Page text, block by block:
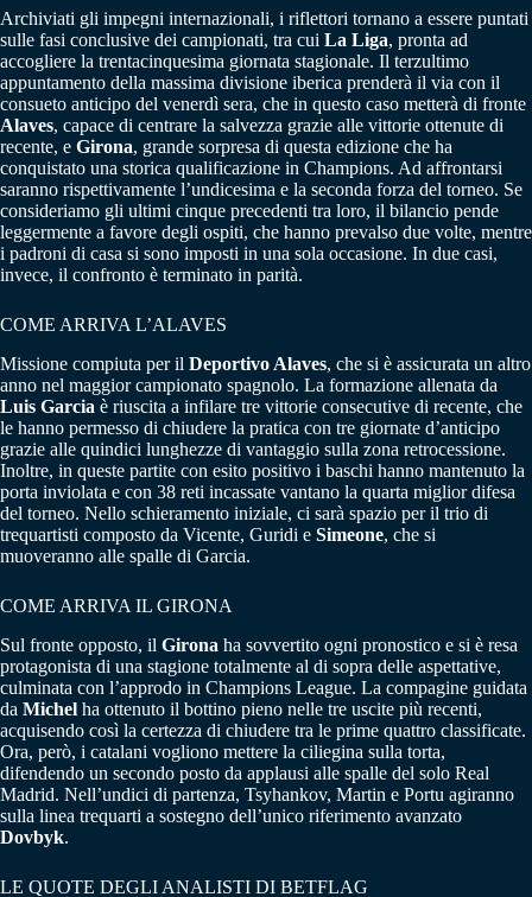
Archiviati gli impegni internazionali, i riflettori tornano a essere puntati
sulle fasi conclusive dei campionati, tra cui La Liga, pronta ad
accogliere la trentacinquesima giornata stagionale. Il terzultimo
appuntamento della massima divisione iberica prenderà il via con il
consueto anticipo del venerdì sera, che in questo caso metterà di fronte
Alaves, capace di centrare la salvezza grazie alle vittorie ottenute di
recente, e Girona, grande sorpresa di questa edizione che ha
conquistato una storica qualificazione in Champions. Ad affrontarsi
saranno rispettivamente l’undicesima e la seconda forza del torneo. Se
consideriamo gli ultimi cinque precedenti tra loro, il bilancio pende
leggermente a favore degli ospiti, che hanno prevalso due volte, mentre
i padroni di casa si sono imposti in una sola occasione. In due casi,
invece, il confronto è terminato in parità.
COME ARRIVA L’ALAVES
Missione compiuta per il Deportivo Alaves, che si è assicurata un altro
anno nel maggior campionato spagnolo. La formazione allenata da
Luis Garcia è riuscita a infilare tre vittorie consecutive di recente, che
le hanno permesso di chiudere la pratica con tre giornate d’anticipo
grazie alle quindici lunghezze di vantaggio sulla zona retrocessione.
Inoltre, in queste partite con esito positivo i baschi hanno mantenuto la
porta inviolata e con 38 reti incassate vantano la quarta miglior difesa
del torneo. Nello schieramento iniziale, ci sarà spazio per il trio di
trequartisti composto da Vicente, Guridi e Simeone, che si
muoveranno alle spalle di Garcia.
COME ARRIVA IL GIRONA
Sul fronte opposto, il Girona ha sovvertito ogni pronostico e si è resa
protagonista di una stagione totalmente al di sopra delle aspettative,
culminata con l’approdo in Champions League. La compagine guidata
da Michel ha ottenuto il bottino pieno nelle tre uscite più recenti,
acquisendo così la certezza di chiudere tra le prime quattro classificate.
Ora, però, i catalani vogliono mettere la ciliegina sulla torta,
difendendo un secondo posto da applausi alle spalle del solo Real
Madrid. Nell’undici di partenza, Tsyhankov, Martin e Portu agiranno
sulla linea trequarti a sostegno dell’unico riferimento avanzato
Dovbyk.
LE QUOTE DEGLI ANALISTI DI BETFLAG